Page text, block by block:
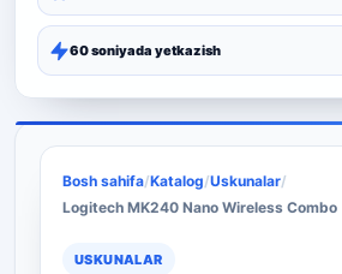
60 soniyada yetkazish
Bosh sahifa/Katalog/Uskunalar/
Logitech MK240 Nano Wireless Combo
USKUNALAR